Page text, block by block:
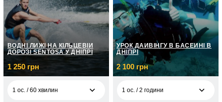
10 ос. / 2 год, на
природі
7 000
грн
ВОДНІ ЛИЖІ НА КІЛЬЦЕВІЙ
ДОРОЗІ SENTOSA У ДНІПРІ
1 250 грн
1 ос. / 60 хвилин
УРОК ДАЙВІНГУ В БАСЕЙНІ В
ДНІПРІ
2 100 грн
1 ос. / 2 години